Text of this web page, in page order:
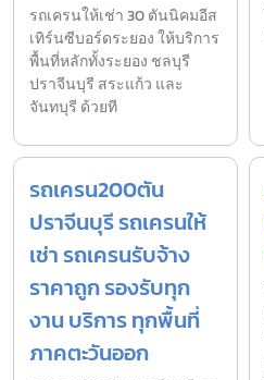
รถเครนให้เช่า 30 ตันนิคมอีส
เทิร์นซีบอร์ดระยอง ให้บริการ
พื้นที่หลักทั้งระยอง ชลบุรี
ปราจีนบุรี สระแก้ว และ
จันทบุรี ด้วยที
รถเครน200ตัน
ปราจีนบุรี รถเครนให้
เช่า รถเครนรับจ้าง
ราคาถูก รองรับทุก
งาน บริการ ทุกพื้นที่
ภาคตะวันออก